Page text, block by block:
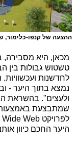
ההצעה של קנפו-כלימור,
מכאן, היא
טשטוש גבולות בין
לחדשנות
נמצא בתוך היער -
ולעצים". בהשראת
שמתבצעת באמצעות
היער החכם כיוון